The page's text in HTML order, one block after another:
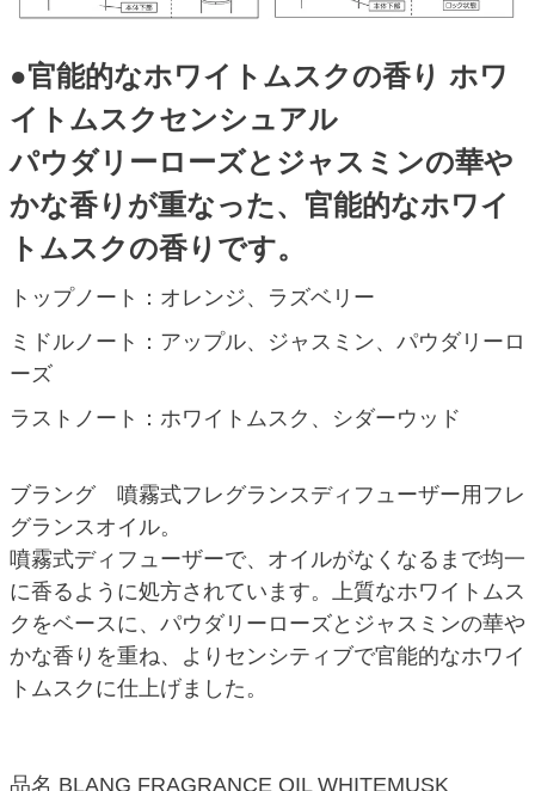
●官能的なホワイトムスクの香り ホワ
イトムスクセンシュアル
パウダリーローズとジャスミンの華や
かな香りが重なった、官能的なホワイ
トムスクの香りです。
トップノート：オレンジ、ラズベリー
ミドルノート：アップル、ジャスミン、パウダリーロ
ーズ
ラストノート：ホワイトムスク、シダーウッド
ブラング 噴霧式フレグランスディフューザー用フレ
グランスオイル。
噴霧式ディフューザーで、オイルがなくなるまで均一
に香るように処方されています。上質なホワイトムス
クをベースに、パウダリーローズとジャスミンの華や
かな香りを重ね、よりセンシティブで官能的なホワイ
トムスクに仕上げました。
品名 BLANG FRAGRANCE OIL WHITEMUSK